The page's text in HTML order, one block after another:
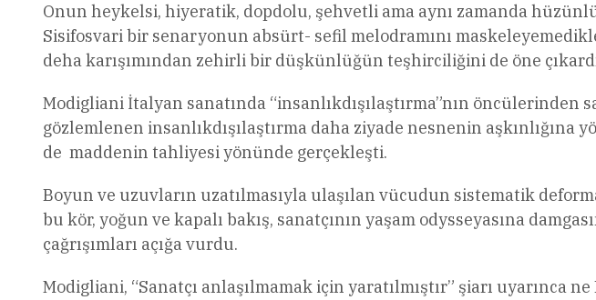
Onun heykelsi, hiyeratik, dopdolu, şehvetli ama aynı zamanda
Sisifosvari bir senaryonun absürt- sefil melodramını
deha karışımından zehirli bir düşkünlüğün teşhirciliğini de öne
Modigliani İtalyan sanatında “insanlıkdışılaştırma”nın öncülerinden
gözlemlenen insanlıkdışılaştırma daha ziyade nesnenin aşkınlığına
de maddenin tahliyesi yönünde gerçekleşti.
Boyun ve uzuvların uzatılmasıyla ulaşılan vücudun sistematik
bu kör, yoğun ve kapalı bakış, sanatçının yaşam odysseyasına
çağrışımları açığa vurdu.
Modigliani, “Sanatçı anlaşılmamak için yaratılmıştır” şiarı uyarınca